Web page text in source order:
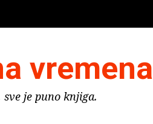
vremena
sve je puno knjiga.